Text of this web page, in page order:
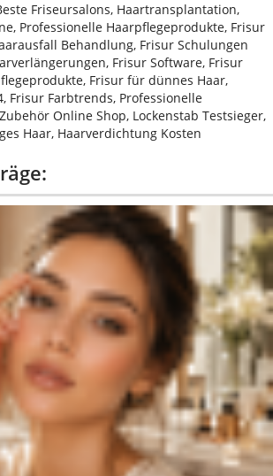
Friseursalons, Haartransplantation,
Professionelle Haarpflegeprodukte, Frisur
Behandlung, Frisur Schulungen
Frisur Software, Frisur
Frisur für dünnes Haar,
Frisur Farbtrends, Professionelle
Online Shop, Lockenstab Testsieger,
Haar, Haarverdichtung Kosten